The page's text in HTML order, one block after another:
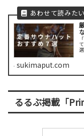
sukimaput.com
るるぶ掲載「